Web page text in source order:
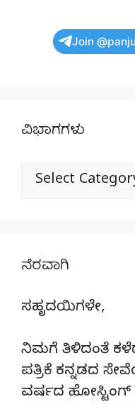
Join
ವಿಭಾಗಗಳು
ವಿಭಾಗಗಳು
ನೆರವಾಗಿ
ಸಹೃದಯಿಗಳೇ,
ನಿಮಗೆ ತಿಳಿದಂತೆ
ಪತ್ರಿಕೆ ಕನ್ನಡದ
ವರ್ಷದ